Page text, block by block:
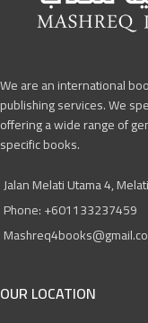
We are an international
publishing services. We
offering a wide range of
specific books.
Jalan Melati Utama 4,
Phone: +601133237459
OUR LOCATION